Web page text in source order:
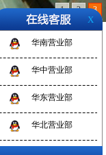
1 2 3
X
华南营业部
华中营业部
华东营业部
华北营业部